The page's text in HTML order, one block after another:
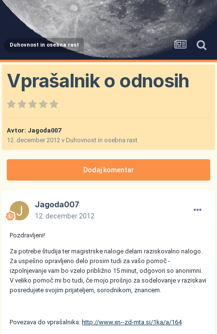
Duhovnost in osebna rast
Vprašalnik o odnosih
Avtor: Jagoda007
12. december 2012 vDuhovnost in osebna rast
Dodaj komentar
Jagoda007
12. december 2012
Pozdravljeni!
Za potrebe študija ter magistrske naloge delam raziskovalno nalogo.
Za uspešno opravljeno delo prosim tudi za vašo pomoč -
izpolnjevanje vam bo vzelo približno 15 minut, odgovori so anonimni.
V veliko pomoč mi bo tudi, če mojo prošnjo za sodelovanje v raziskavi
posredujete svojim prijateljem, sorodnikom, znancem.
Povezava do vprašalnika: http://www.xn--zd-mta.si/1ka/a/164